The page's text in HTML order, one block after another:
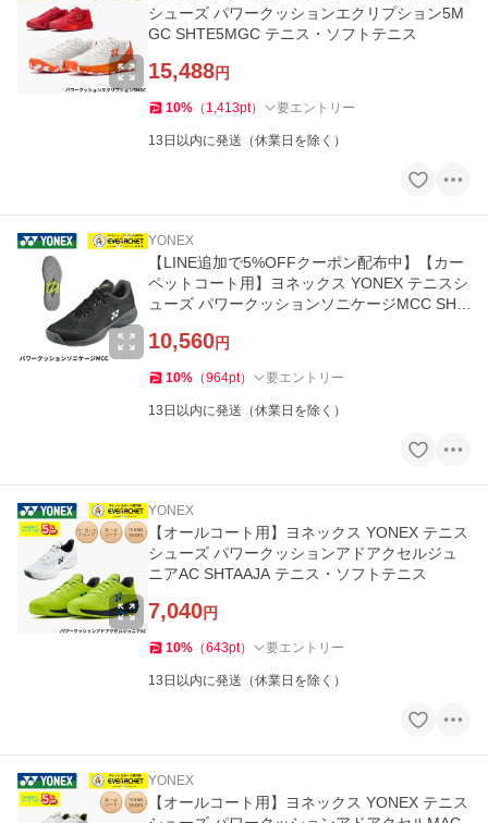
シューズ パワークッションエクリプション5M
GC SHTE5MGC テニス・ソフトテニス
15,488円
10% （ 1,413pt） 要エントリー
13日以内に発送（休業日を除く）
YONEX
【LINE追加で5%OFFクーポン配布中】【カー
ペットコート用】ヨネックス YONEX テニスシ
ューズ パワークッションソニケージMCC SHT
10,560円
10% （964pt） 要エントリー
13日以内に発送（休業日を除く）
YONEX
【オールコート用】ヨネックス YONEX テニス
シューズ パワークッションアドアクセルジュ
ニアAC SHTAAJA テニス・ソフトテニス
7,040円
10% （643pt） 要エントリー
13日以内に発送（休業日を除く）
YONEX
【オールコート用】ヨネックス YONEX テニス